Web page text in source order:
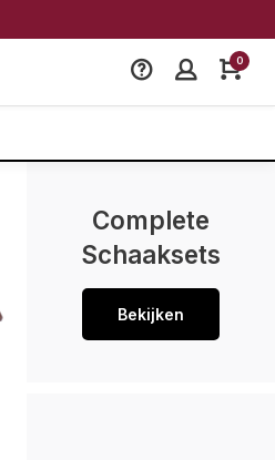
0
Complete
Schaaksets
Bekijken